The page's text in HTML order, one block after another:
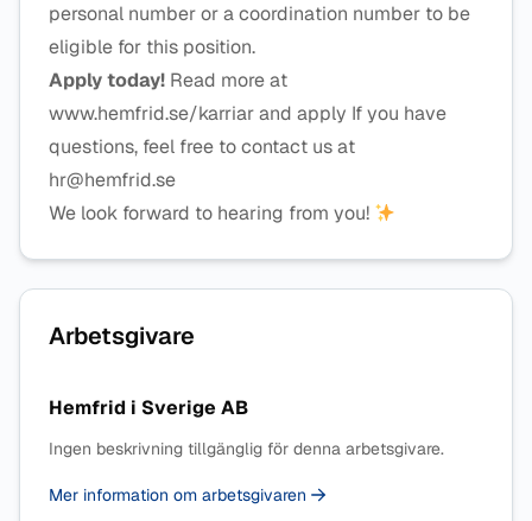
personal number or a coordination number to be
eligible for this position.
Apply today! Read more at
www.hemfrid.se/karriar and apply If you have
questions, feel free to contact us at
hr@hemfrid.se
We look forward to hearing from you!
Arbetsgivare
Hemfrid i Sverige AB
Ingen beskrivning tillgänglig för denna arbetsgivare.
Mer information om arbetsgivaren